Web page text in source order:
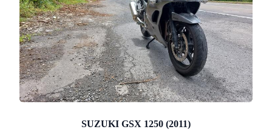
SUZUKI GSX 1250 (2011)